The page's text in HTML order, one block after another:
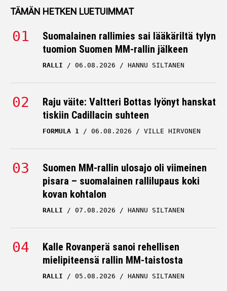
TÄMÄN HETKEN LUETUIMMAT
Suomalainen rallimies sai lääkäriltä tylyn
tuomion Suomen MM-rallin jälkeen
RALLI 06.08.2026 HANNU SILTANEN
Raju väite: Valtteri Bottas lyönyt hanskat
tiskiin Cadillacin suhteen
FORMULA 1 06.08.2026 VILLE HIRVONEN
Suomen MM-rallin ulosajo oli viimeinen
pisara – suomalainen rallilupaus koki
kovan kohtalon
RALLI 07.08.2026 HANNU SILTANEN
Kalle Rovanperä sanoi rehellisen
mielipiteensä rallin MM-taistosta
RALLI 05.08.2026 HANNU SILTANEN